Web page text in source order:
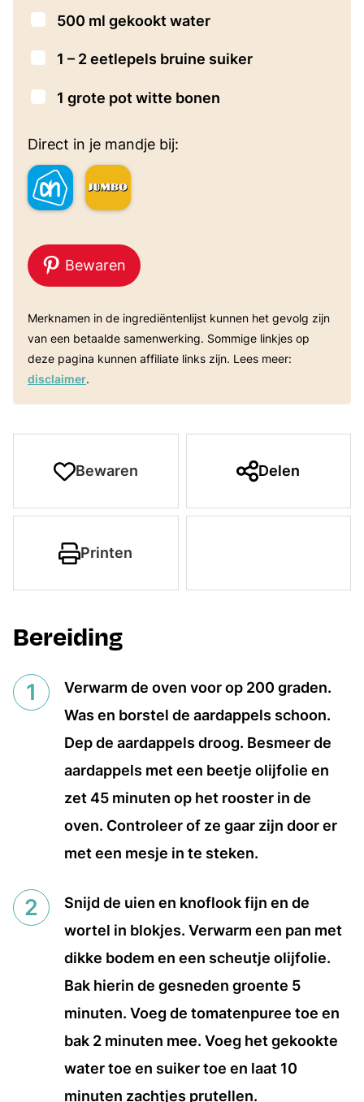
▢
500 ml gekookt water
▢
1 – 2eetlepels bruine suiker
▢
1 grote pot witte bonen
Direct in je mandje bij:
Bewaren
Merknamen in de ingrediëntenlijst kunnen het gevolg zijn
van een betaalde samenwerking. Sommige linkjes op
deze pagina kunnen affiliate links zijn. Lees meer:
disclaimer.
Bewaren Delen
Printen
Bereiding
Verwarm de oven voor op 200 graden.
Was en borstel de aardappels schoon.
Dep de aardappels droog. Besmeer de
aardappels met een beetje olijfolie en
zet 45 minuten op het rooster in de
oven. Controleer of ze gaar zijn door er
met een mesje in te steken.
Snijd de uien en knoflook fijn en de
wortel in blokjes. Verwarm een pan met
dikke bodem en een scheutje olijfolie.
Bak hierin de gesneden groente 5
minuten. Voeg de tomatenpuree toe en
bak 2 minuten mee. Voeg het gekookte
water toe en suiker toe en laat 10
minuten zachtjes prutellen.